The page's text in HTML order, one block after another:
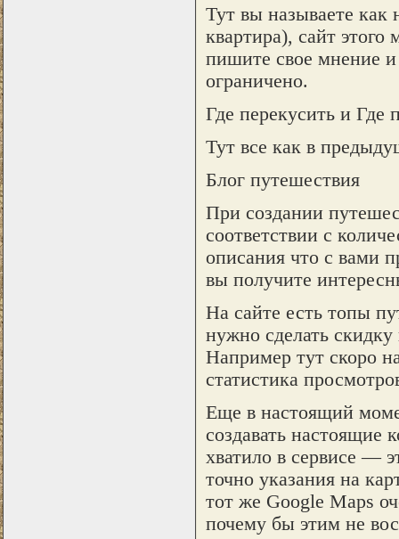
Тут вы называете как
квартира), сайт этого
пишите свое мнение
ограничено.
Где перекусить и Где
Тут все как в
Блог путешествия
При создании
соответствии с
описания что с вами
вы получите
На сайте есть топы
нужно сделать скидку
Например тут скоро
статистика
Еще в настоящий
создавать настоящие
хватило в сервисе —
точно указания на
тот же Google Maps
почему бы этим не